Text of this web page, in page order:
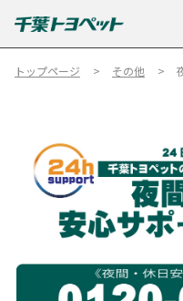
トップページ その他